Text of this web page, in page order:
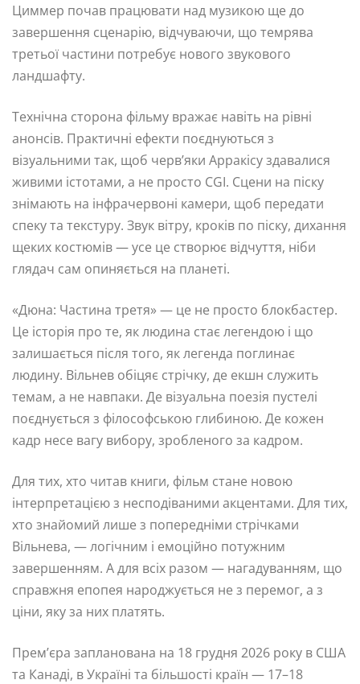
Циммер почав працювати над музикою ще до
завершення сценарію, відчуваючи, що темрява
третьої частини потребує нового звукового
ландшафту.
Технічна сторона фільму вражає навіть на рівні
анонсів. Практичні ефекти поєднуються з
візуальними так, щоб черв’яки Арракісу здавалися
живими істотами, а не просто CGI. Сцени на піску
знімають на інфрачервоні камери, щоб передати
спеку та текстуру. Звук вітру, кроків по піску, дихання
щеких костюмів — усе це створює відчуття, ніби
глядач сам опиняється на планеті.
«Дюна: Частина третя» — це не просто блокбастер.
Це історія про те, як людина стає легендою і що
залишається після того, як легенда поглинає
людину. Вільнев обіцяє стрічку, де екшн служить
темам, а не навпаки. Де візуальна поезія пустелі
поєднується з філософською глибиною. Де кожен
кадр несе вагу вибору, зробленого за кадром.
Для тих, хто читав книги, фільм стане новою
інтерпретацією з несподіваними акцентами. Для тих,
хто знайомий лише з попередніми стрічками
Вільнева, — логічним і емоційно потужним
завершенням. А для всіх разом — нагадуванням, що
справжня епопея народжується не з перемог, а з
ціни, яку за них платять.
Прем’єра запланована на 18 грудня 2026 року в США
та Канаді, в Україні та більшості країн — 17–18